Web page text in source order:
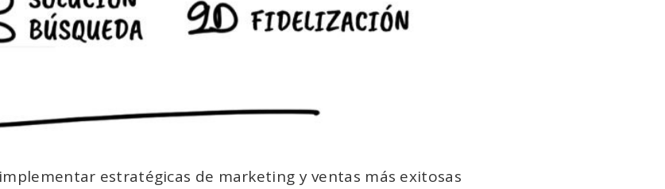
estratégicas de marketing y ventas más exitosas